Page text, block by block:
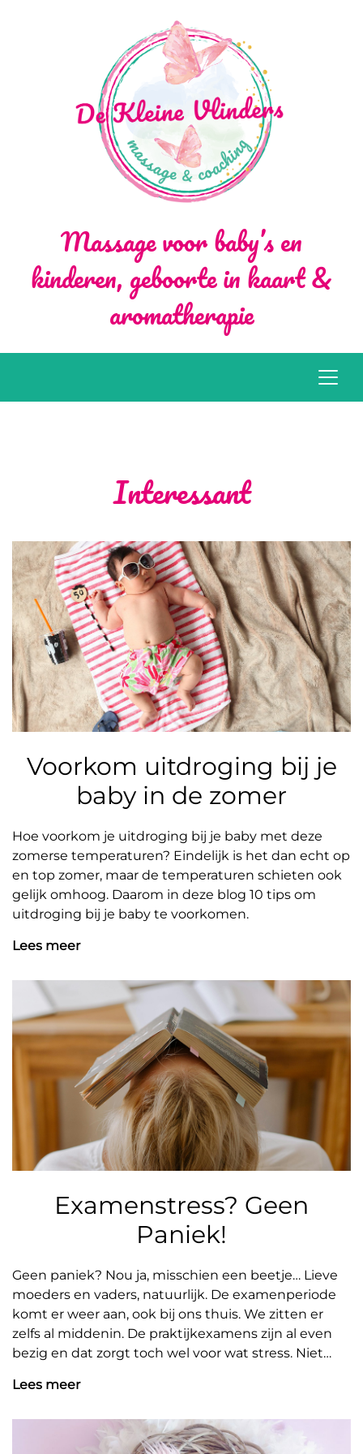
Massage voor baby’s en
kinderen, geboorte in kaart &
aromatherapie
Interessant
Voorkom uitdroging bij je
baby in de zomer
Hoe voorkom je uitdroging bij je baby met deze
zomerse temperaturen? Eindelijk is het dan echt op
en top zomer, maar de temperaturen schieten ook
gelijk omhoog. Daarom in deze blog 10 tips om
uitdroging bij je baby te voorkomen.
Lees meer
Examenstress? Geen
Paniek!
Geen paniek? Nou ja, misschien een beetje… Lieve
moeders en vaders, natuurlijk. De examenperiode
komt er weer aan, ook bij ons thuis. We zitten er
zelfs al middenin. De praktijkexamens zijn al even
bezig en dat zorgt toch wel voor wat stress. Niet
moeder. Weet ze alles? Heeft ze wel goed geleerd,
je kind te zien worstelen met examenstress, maar
ja, het hoort er ook een beetje bij. Stress heeft ook
Lees meer